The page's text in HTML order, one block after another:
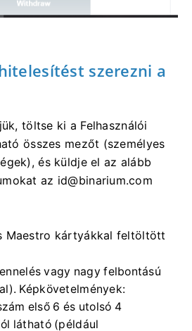
szerezni a
töltse ki a Felhasználói
összes mezőt (személyes
és küldje el az alább
az id@binarium.com
Maestro kártyákkal feltöltött
vagy nagy felbontású
Képkövetelmények:
első 6 és utolsó 4
látható (például